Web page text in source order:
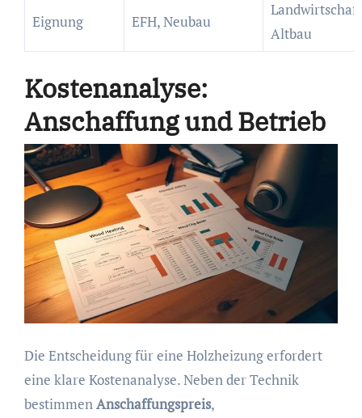
Eignung EFH, Neubau
Altbau
Kostenanalyse:
Anschaffung und Betrieb
Die Entscheidung für eine Holzheizung erfordert
eine klare Kostenanalyse. Neben der Technik
bestimmenAnschaffungspreis,